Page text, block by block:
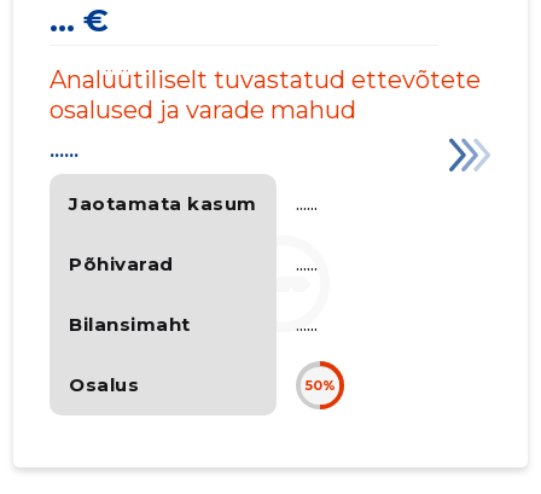
... €
Analüütiliselt tuvastatud ettevõtete
osalused ja varade mahud
Jaotamata kasum
Põhivarad
Bilansimaht
Osalus
......
......
......
......
50%